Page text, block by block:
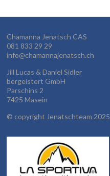
Chamanna Jenatsch CAS
081 833 29 29
info@chamannajenatsch.ch
Jill Lucas & Daniel Sidler
bergeistert GmbH
Parschins 2
7425 Masein
© copyright Jenatschteam 2025